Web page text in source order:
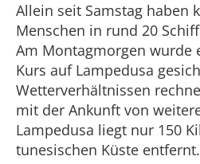
Allein seit Samstag haben
Menschen in rund 20
Am Montagmorgen wurde
Kurs auf Lampedusa
Wetterverhältnissen
mit der Ankunft von
Lampedusa liegt nur 150
tunesischen Küste entfernt.